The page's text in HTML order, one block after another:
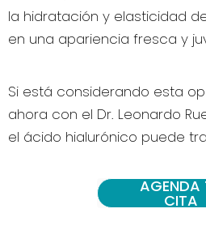
la hidratación y elasticidad
en una apariencia fresca y
Si está considerando esta
ahora con el Dr. Leonardo
el ácido hialurónico puede
AGENDA
CITA